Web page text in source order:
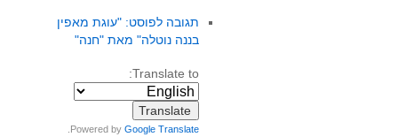
תגובה לפוסט: "עוגת מאפין
בננה נוטלה" מאת "חנה"
Translate to:
Powered byGoogle Translate